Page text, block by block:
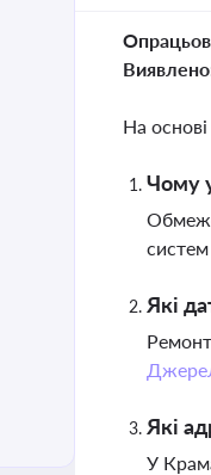
На
Чому
систем
Які
Які
У